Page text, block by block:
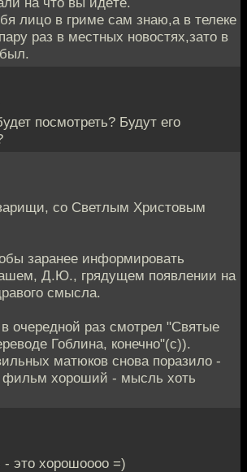
лицо в гриме сам знаю,а в телеке
раз в местных новостях,зато в
посмотреть? Будут его
со Светлым Христовым
заранее информировать
Д.Ю., грядущем появлении на
смысла.
раз смотрел "Святые
Гоблина, конечно"(с)).
матюков снова поразило -
хороший - мысль хоть
- это хорошоооо =)